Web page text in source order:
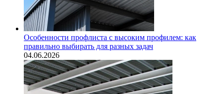
Особенности профлиста с высоким профилем: как
правильно выбирать для разных задач
04.06.2026